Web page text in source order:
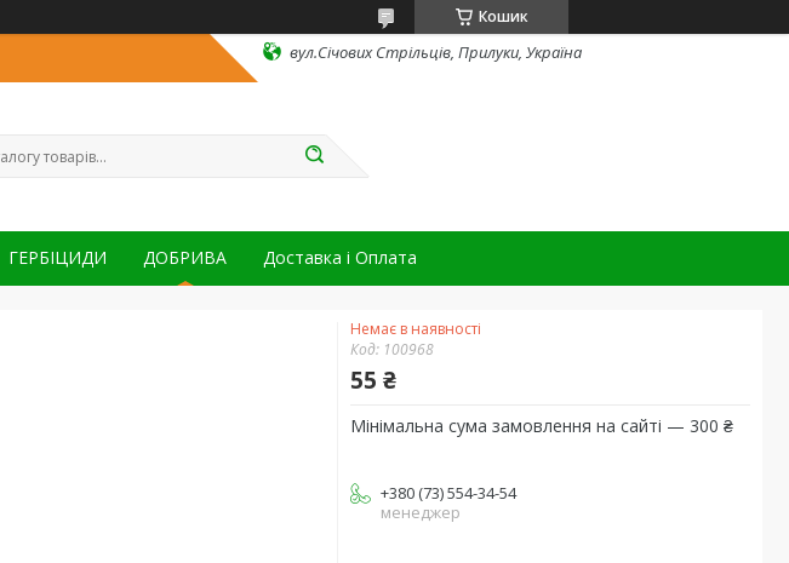
Кошик
вул.Січових Стрільців, Прилуки, Україна
ГЕРБІЦИДИ ДОБРИВА Доставка і Оплата
Немає в наявності
Код: 100968
55 ₴
Мінімальна сума замовлення на сайті — 300 ₴
+380 (73) 554-34-54
менеджер